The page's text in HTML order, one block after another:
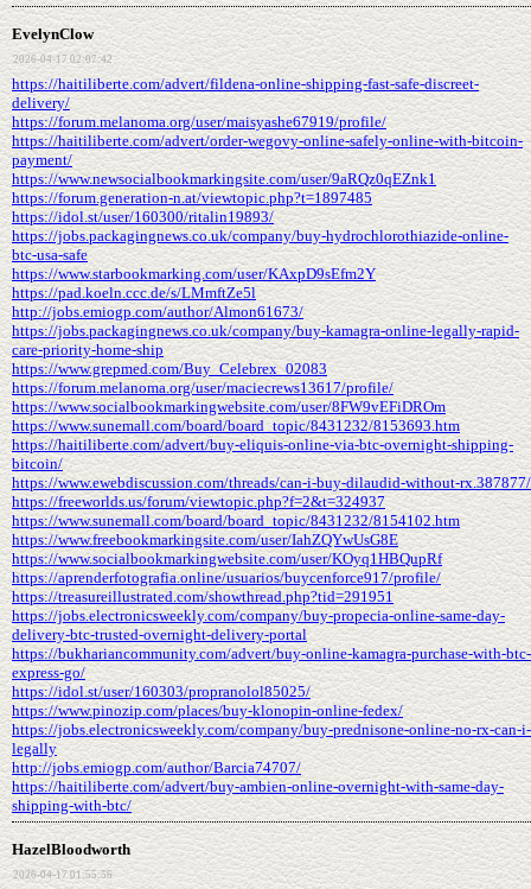
EvelynClow
2026-04-17 02:07:42
https://haitiliberte.com/advert/fildena-online-shipping-fast-safe-discreet-
delivery/
https://forum.melanoma.org/user/maisyashe67919/profile/
https://haitiliberte.com/advert/order-wegovy-online-safely-online-with-bitcoin-
payment/
https://www.newsocialbookmarkingsite.com/user/9aRQz0qEZnk1
https://forum.generation-n.at/viewtopic.php?t=1897485
https://idol.st/user/160300/ritalin19893/
https://jobs.packagingnews.co.uk/company/buy-hydrochlorothiazide-online-
btc-usa-safe
https://www.starbookmarking.com/user/KAxpD9sEfm2Y
https://pad.koeln.ccc.de/s/LMmftZe5l
http://jobs.emiogp.com/author/Almon61673/
https://jobs.packagingnews.co.uk/company/buy-kamagra-online-legally-rapid-
care-priority-home-ship
https://www.grepmed.com/Buy_Celebrex_02083
https://forum.melanoma.org/user/maciecrews13617/profile/
https://www.socialbookmarkingwebsite.com/user/8FW9vEFiDROm
https://www.sunemall.com/board/board_topic/8431232/8153693.htm
https://haitiliberte.com/advert/buy-eliquis-online-via-btc-overnight-shipping-
bitcoin/
https://www.ewebdiscussion.com/threads/can-i-buy-dilaudid-without-rx.387877/
https://freeworlds.us/forum/viewtopic.php?f=2&t=324937
https://www.sunemall.com/board/board_topic/8431232/8154102.htm
https://www.freebookmarkingsite.com/user/IahZQYwUsG8E
https://www.socialbookmarkingwebsite.com/user/KOyq1HBQupRf
https://aprenderfotografia.online/usuarios/buycenforce917/profile/
https://treasureillustrated.com/showthread.php?tid=291951
https://jobs.electronicsweekly.com/company/buy-propecia-online-same-day-
delivery-btc-trusted-overnight-delivery-portal
https://bukhariancommunity.com/advert/buy-online-kamagra-purchase-with-btc-
express-go/
https://idol.st/user/160303/propranolol85025/
https://www.pinozip.com/places/buy-klonopin-online-fedex/
https://jobs.electronicsweekly.com/company/buy-prednisone-online-no-rx-can-i-
legally
http://jobs.emiogp.com/author/Barcia74707/
https://haitiliberte.com/advert/buy-ambien-online-overnight-with-same-day-
shipping-with-btc/
HazelBloodworth
2026-04-17 01:55:56